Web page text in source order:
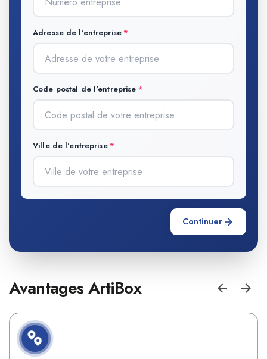
Adresse de l'entreprise
Code postal de l'entreprise
Ville de l'entreprise
Continuer
Avantages ArtiBox